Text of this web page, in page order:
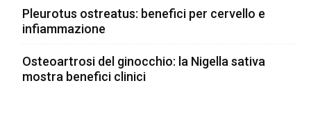
Pleurotus ostreatus: benefici per cervello e
infiammazione
Osteoartrosi del ginocchio: la Nigella sativa
mostra benefici clinici